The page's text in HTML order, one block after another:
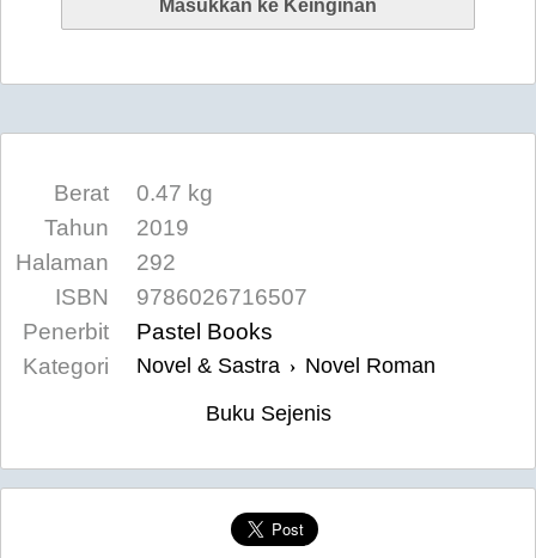
Berat
0.47 kg
Tahun
2019
Halaman
292
ISBN
9786026716507
Penerbit
Pastel Books
Kategori
Novel & Sastra › Novel Roman
Buku Sejenis